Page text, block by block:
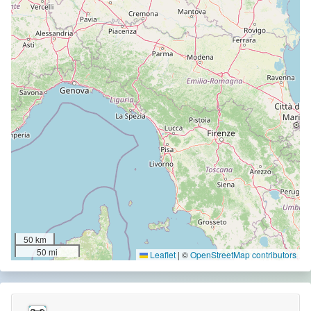
50 km
50 mi
Leaflet | ©OpenStreetMap contributors